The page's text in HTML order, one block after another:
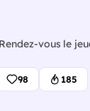
vous le
98 185